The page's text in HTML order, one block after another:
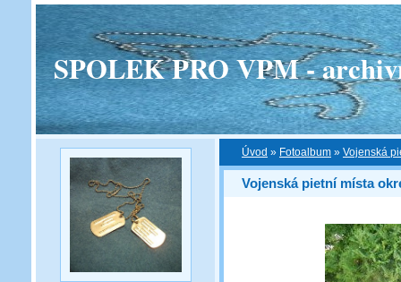
SPOLEK PRO VPM -
Úvod » Fotoalbum » Vojenská
Vojenská pietní místa